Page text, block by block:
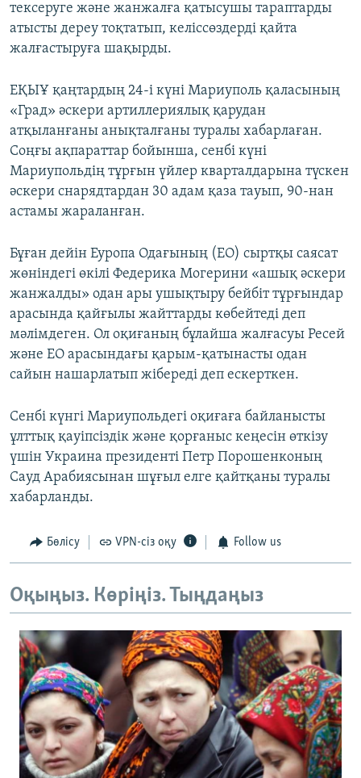
тексеруге және жанжалға қатысушы тараптарды
атысты дереу тоқтатып, келіссөздерді қайта
жалғастыруға шақырды.
ЕҚЫҰ қаңтардың 24-і күні Мариуполь қаласының
«Град» әскери артиллериялық қарудан
атқыланғаны анықталғаны туралы хабарлаған.
Соңғы ақпараттар бойынша, сенбі күні
Мариупольдің тұрғын үйлер кварталдарына түскен
әскери снарядтардан 30 адам қаза тауып, 90-нан
астамы жараланған.
Бұған дейін Еуропа Одағының (ЕО) сыртқы саясат
жөніндегі өкілі Федерика Могерини «ашық әскери
жанжалды» одан ары ушықтыру бейбіт тұрғындар
арасында қайғылы жайттарды көбейтеді деп
мәлімдеген. Ол оқиғаның бұлайша жалғасуы Ресей
және ЕО арасындағы қарым-қатынасты одан
сайын нашарлатып жібереді деп ескерткен.
Сенбі күнгі Мариупольдегі оқиғаға байланысты
ұлттық қауіпсіздік және қорғаныс кеңесін өткізу
үшін Украина президенті Петр Порошенконың
Сауд Арабиясынан шұғыл елге қайтқаны туралы
хабарланды.
Бөлісу VPN-сіз оқу Follow us
Оқыңыз. Көріңіз. Тыңдаңыз